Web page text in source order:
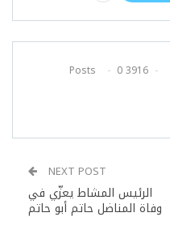
3916 Posts
0
NEXT POST
الرئيس المشاط يعزّي في
وفاة المناضل حاتم أبو حاتم